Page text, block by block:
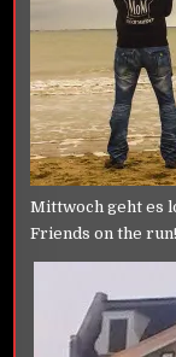
Mittwoch geht es
Friends on the run!